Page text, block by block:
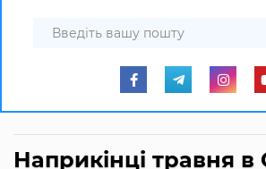
Наприкінці травня в